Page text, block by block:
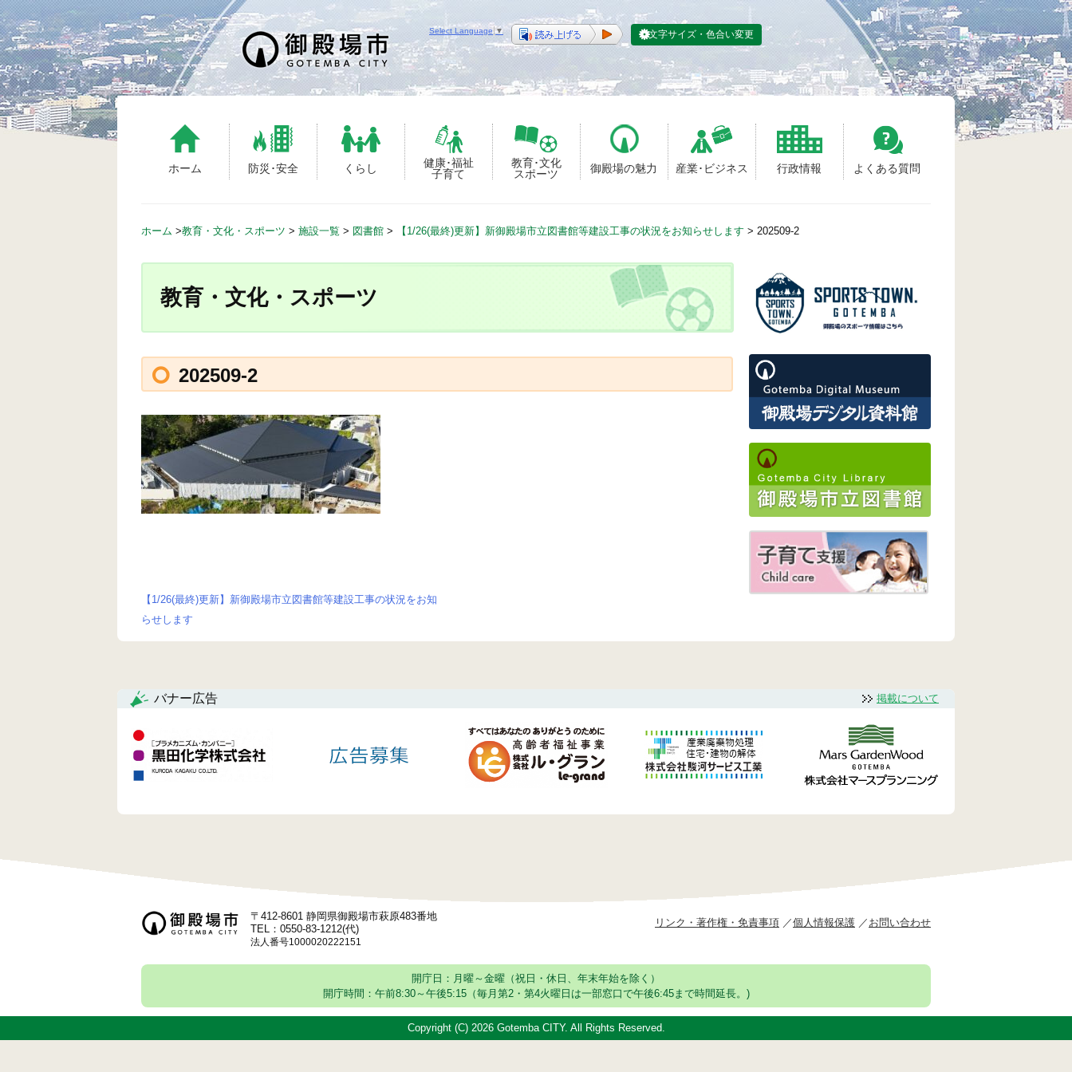
S
k
i
p
t
o
c
ホーム 防災･安全 くらし
健康･福祉
子育て
教育･文化
スポーツ
御殿場の魅力 産業･ビジネス 行政情報 よくある質問
Select Language ▼ 文字サイズ・色合い変更
ホーム >教育・文化・スポーツ > 施設一覧 > 図書館 > 【1/26(最終)更新】新御殿場市立図書館等建設工事の状況をお知らせします > 202509-2
教育・文化・スポーツ
202509-2
投
ビ
ゲ
ー
【1/26(最終)更新】新御殿場市立図書館等建設工事の状況をお知
らせします
バナー広告 掲載について
〒412-8601 静岡県御殿場市萩原483番地
TEL：0550-83-1212(代)
法人番号1000020222151
リンク・著作権・免責事項 個人情報保護 お問い合わせ
開庁日：月曜～金曜（祝日・休日、年末年始を除く）
開庁時間：午前8:30～午後5:15（毎月第2・第4火曜日は一部窓口で午後6:45まで時間延長。)
Copyright (C) 2026 Gotemba CITY. All Rights Reserved.